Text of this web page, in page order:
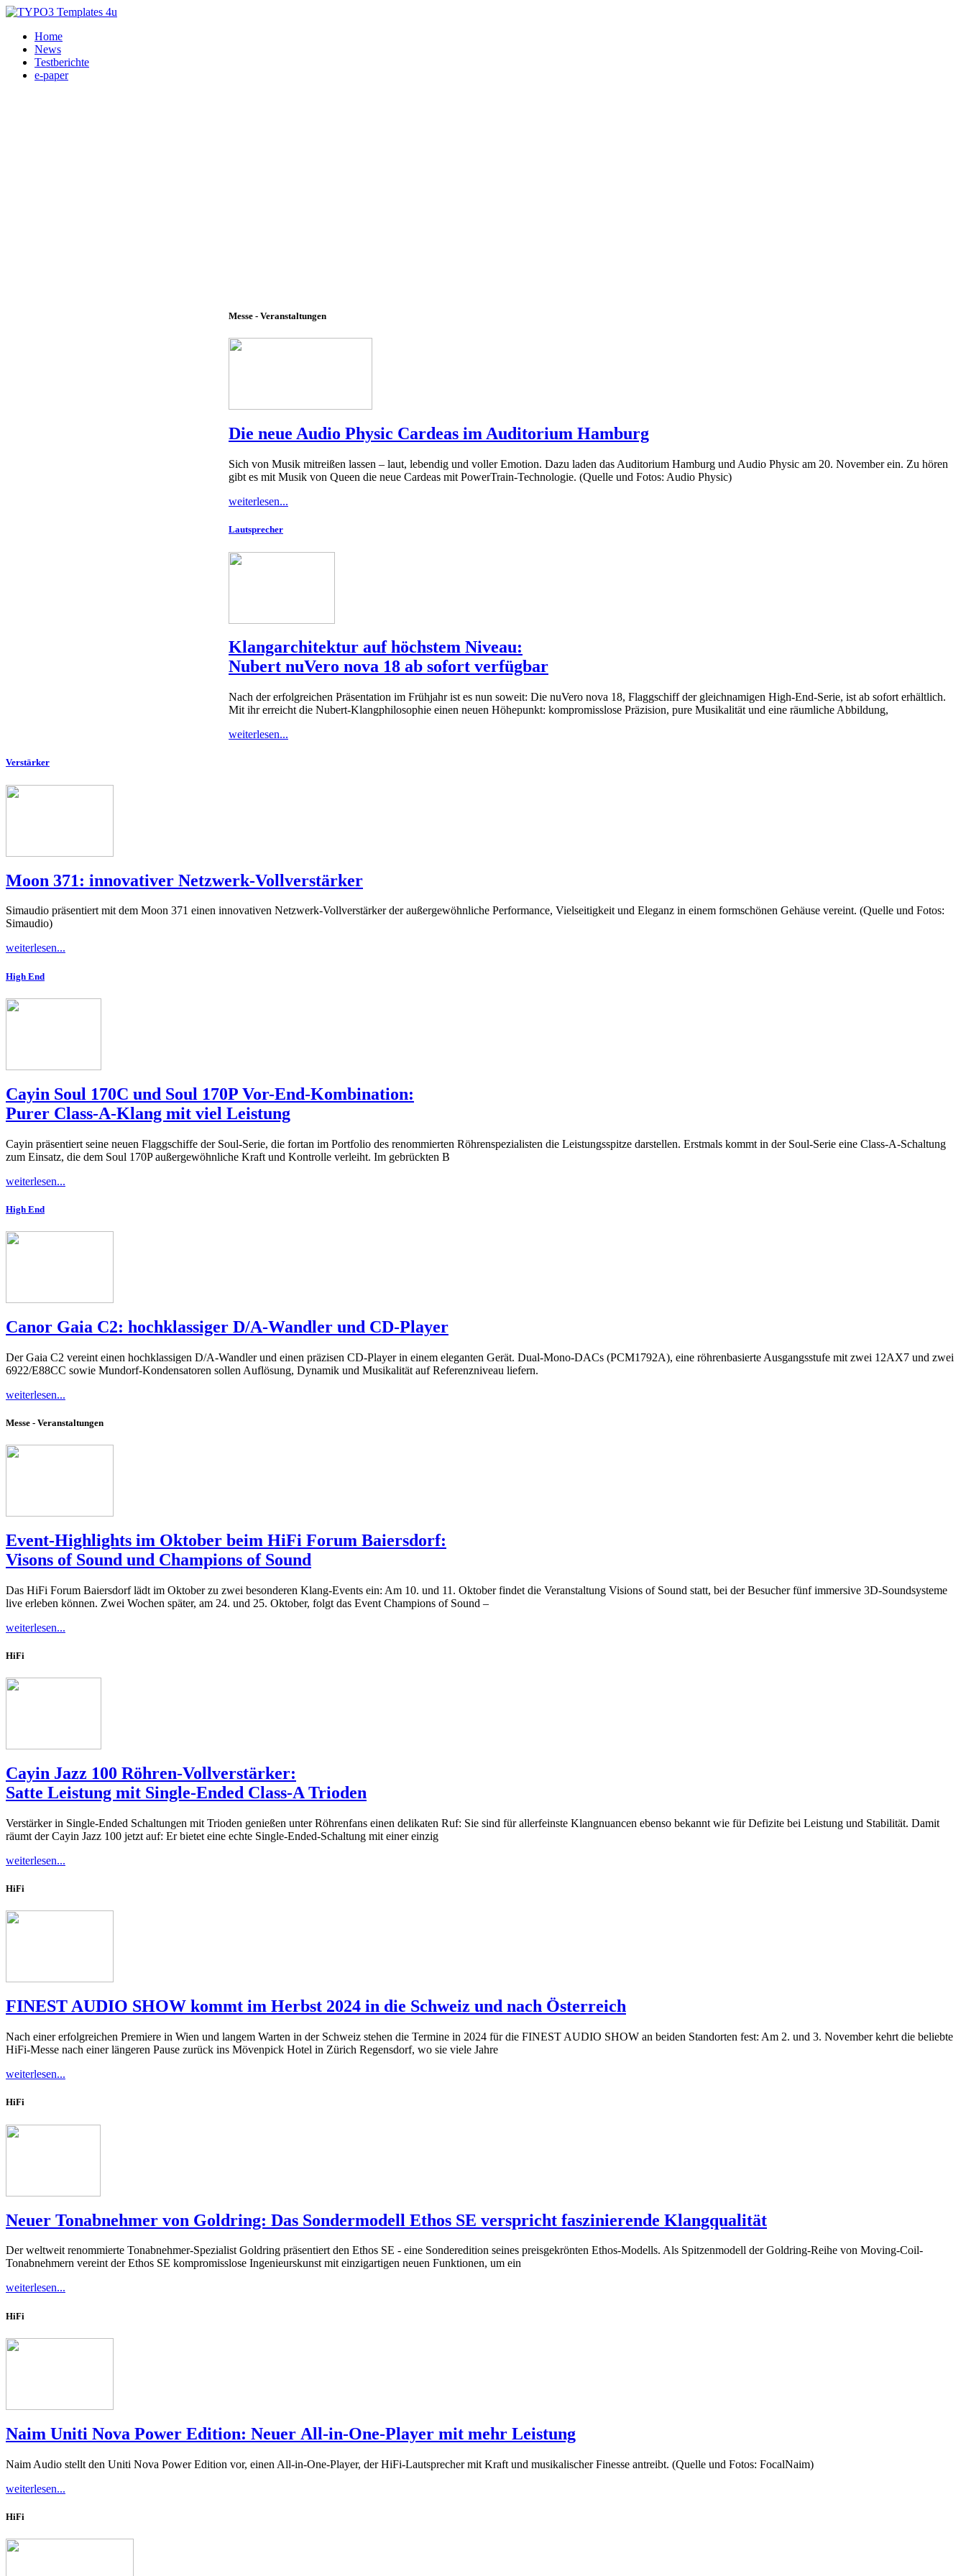
Home
News
Testberichte
e-paper
Messe - Veranstaltungen
Die neue Audio Physic Cardeas im Auditorium Hamburg
Sich von Musik mitreißen lassen – laut, lebendig und voller Emotion. Dazu laden das Auditorium Hamburg und Audio Physic am 20. November ein. Zu hören
gibt es mit Musik von Queen die neue Cardeas mit PowerTrain-Technologie. (Quelle und Fotos: Audio Physic)
weiterlesen...
Lautsprecher
Klangarchitektur auf höchstem Niveau:
Nubert nuVero nova 18 ab sofort verfügbar
Nach der erfolgreichen Präsentation im Frühjahr ist es nun soweit: Die nuVero nova 18, Flaggschiff der gleichnamigen High-End-Serie, ist ab sofort erhältlich.
Mit ihr erreicht die Nubert-Klangphilosophie einen neuen Höhepunkt: kompromisslose Präzision, pure Musikalität und eine räumliche Abbildung,
weiterlesen...
Verstärker
Moon 371: innovativer Netzwerk-Vollverstärker
Simaudio präsentiert mit dem Moon 371 einen innovativen Netzwerk-Vollverstärker der außergewöhnliche Performance, Vielseitigkeit und Eleganz in einem formschönen Gehäuse vereint. (Quelle und Fotos:
Simaudio)
weiterlesen...
High End
Cayin Soul 170C und Soul 170P Vor-End-Kombination:
Purer Class-A-Klang mit viel Leistung
Cayin präsentiert seine neuen Flaggschiffe der Soul-Serie, die fortan im Portfolio des renommierten Röhrenspezialisten die Leistungsspitze darstellen. Erstmals kommt in der Soul-Serie eine Class-A-Schaltung
zum Einsatz, die dem Soul 170P außergewöhnliche Kraft und Kontrolle verleiht. Im gebrückten B
weiterlesen...
High End
Canor Gaia C2: hochklassiger D/A-Wandler und CD-Player
Der Gaia C2 vereint einen hochklassigen D/A-Wandler und einen präzisen CD-Player in einem eleganten Gerät. Dual-Mono-DACs (PCM1792A), eine röhrenbasierte Ausgangsstufe mit zwei 12AX7 und zwei
6922/E88CC sowie Mundorf-Kondensatoren sollen Auflösung, Dynamik und Musikalität auf Referenzniveau liefern.
weiterlesen...
Messe - Veranstaltungen
Event-Highlights im Oktober beim HiFi Forum Baiersdorf:
Visons of Sound und Champions of Sound
Das HiFi Forum Baiersdorf lädt im Oktober zu zwei besonderen Klang-Events ein: Am 10. und 11. Oktober findet die Veranstaltung Visions of Sound statt, bei der Besucher fünf immersive 3D-Soundsysteme
live erleben können. Zwei Wochen später, am 24. und 25. Oktober, folgt das Event Champions of Sound –
weiterlesen...
HiFi
Cayin Jazz 100 Röhren-Vollverstärker:
Satte Leistung mit Single-Ended Class-A Trioden
Verstärker in Single-Ended Schaltungen mit Trioden genießen unter Röhrenfans einen delikaten Ruf: Sie sind für allerfeinste Klangnuancen ebenso bekannt wie für Defizite bei Leistung und Stabilität. Damit
räumt der Cayin Jazz 100 jetzt auf: Er bietet eine echte Single-Ended-Schaltung mit einer einzig
weiterlesen...
HiFi
FINEST AUDIO SHOW kommt im Herbst 2024 in die Schweiz und nach Österreich
Nach einer erfolgreichen Premiere in Wien und langem Warten in der Schweiz stehen die Termine in 2024 für die FINEST AUDIO SHOW an beiden Standorten fest: Am 2. und 3. November kehrt die beliebte
HiFi-Messe nach einer längeren Pause zurück ins Mövenpick Hotel in Zürich Regensdorf, wo sie viele Jahre
weiterlesen...
HiFi
Neuer Tonabnehmer von Goldring: Das Sondermodell Ethos SE verspricht faszinierende Klangqualität
Der weltweit renommierte Tonabnehmer-Spezialist Goldring präsentiert den Ethos SE - eine Sonderedition seines preisgekrönten Ethos-Modells. Als Spitzenmodell der Goldring-Reihe von Moving-Coil-
Tonabnehmern vereint der Ethos SE kompromisslose Ingenieurskunst mit einzigartigen neuen Funktionen, um ein
weiterlesen...
HiFi
Naim Uniti Nova Power Edition: Neuer All-in-One-Player mit mehr Leistung
Naim Audio stellt den Uniti Nova Power Edition vor, einen All-in-One-Player, der HiFi-Lautsprecher mit Kraft und musikalischer Finesse antreibt. (Quelle und Fotos: FocalNaim)
weiterlesen...
HiFi